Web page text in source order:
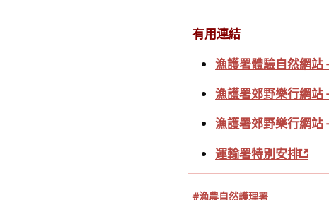
有用連結
漁護署體驗自然網站
漁護署郊野樂行網站
漁護署郊野樂行網站
運輸署特別安排
#漁農自然護理署